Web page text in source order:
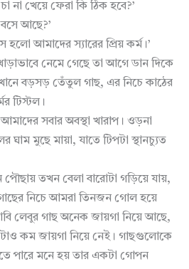
না খেয়ে ফেরা কি ঠিক হবে?’
বসে আছে?’
আমাদের স্যারের প্রিয় কর্ম।’
খাড়াভাবে নেমে গেছে তা আগে ডান দিকে
বড়সড় তেঁতুল গাছ, এর নিচে কাঠের
টিস্টল।
সবার অবস্থা খারাপ। ওড়না
ঘাম মুছে মায়া, যাতে টিপটা স্থানচ্যুত
তখন বেলা বারোটা গড়িয়ে যায়,
নিচে আমরা তিনজন গোল হয়ে
লেবুর গাছ অনেক জায়গা নিয়ে আছে,
কম জায়গা নিয়ে নেই। গাছগুলোকে
পারে মনে হয় তার একটা গোপন